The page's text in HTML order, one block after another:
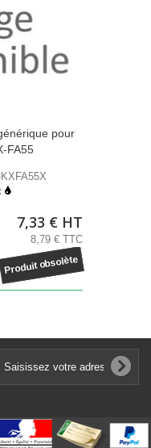
pour
FA55
7,33 € HT
8,79 € TTC
Produit obsolète